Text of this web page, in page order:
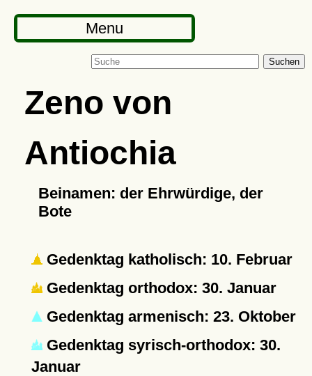
Menu
Suchen
Zeno von
Antiochia
Beinamen: der Ehrwürdige, der
Bote
Gedenktag katholisch: 10. Februar
Gedenktag orthodox: 30. Januar
Gedenktag armenisch: 23. Oktober
Gedenktag syrisch-orthodox: 30.
Januar